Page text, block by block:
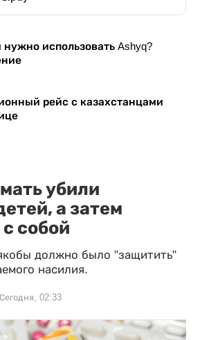
использовать Ashyq?
рейс с казахстанцами
убили
а затем
собой
должно было "защитить"
насилия.
Сегодня, 02:33